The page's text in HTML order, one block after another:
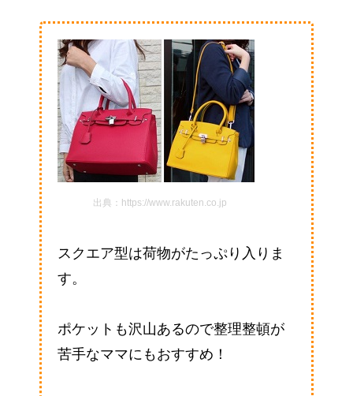
出典：https://www.rakuten.co.jp
スクエア型は荷物がたっぷり入りま
す。
ポケットも沢山あるので整理整頓が
苦手なママにもおすすめ！